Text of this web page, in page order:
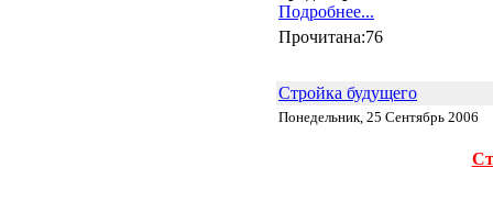
Подробнее...
Прочитана:76
Стройка будущего
Понедельник, 25 Сентябрь 2006